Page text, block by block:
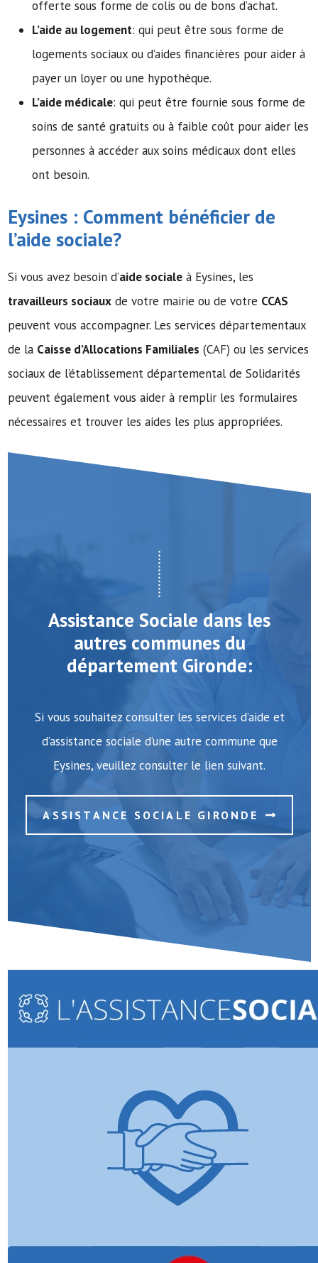
offerte sous forme de colis ou de bons d’achat.
L’aide au logement: qui peut être sous forme de
logements sociaux ou d’aides financières pour aider à
payer un loyer ou une hypothèque.
L’aide médicale: qui peut être fournie sous forme de
soins de santé gratuits ou à faible coût pour aider les
personnes à accéder aux soins médicaux dont elles
ont besoin.
Eysines : Comment bénéficier de
l’aide sociale?
Si vous avez besoin d’aide sociale à Eysines, les
travailleurs sociaux de votre mairie ou de votre CCAS
peuvent vous accompagner. Les services départementaux
de la Caisse d’Allocations Familiales (CAF) ou les services
sociaux de l’établissement départemental de Solidarités
peuvent également vous aider à remplir les formulaires
nécessaires et trouver les aides les plus appropriées.
Assistance Sociale dans les
autres communes du
département Gironde:
Si vous souhaitez consulter les services d’aide et
d’assistance sociale d’une autre commune que
Eysines, veuillez consulter le lien suivant.
ASSISTANCE SOCIALE GIRONDE